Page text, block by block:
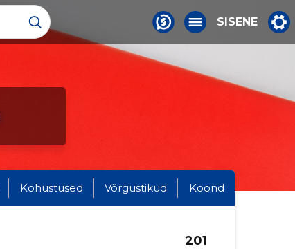
SISENE
Kohustused Võrgustikud Koond
201